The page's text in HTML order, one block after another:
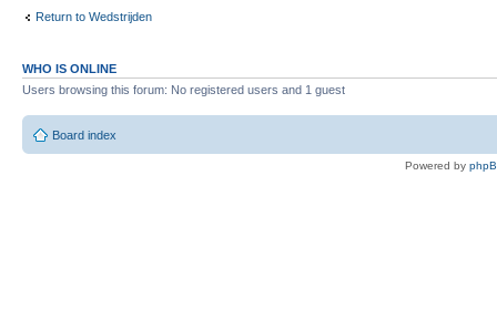
Return to Wedstrijden
WHO IS ONLINE
Users browsing this forum: No registered users and 1 guest
Board index
Powered by